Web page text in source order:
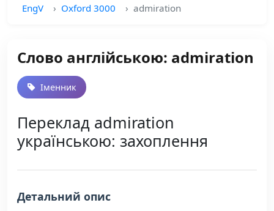
EngV Oxford 3000 admiration
Слово англійською: admiration
Іменник
Переклад admiration
українською: захоплення
Детальний опис